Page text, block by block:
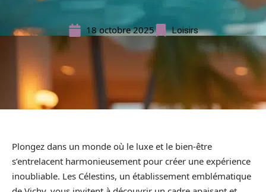
18 octobre 2025 Loisirs
Plongez dans un monde où le luxe et le bien-être
s’entrelacent harmonieusement pour créer une expérience
inoubliable. Les Célestins, un établissement emblématique